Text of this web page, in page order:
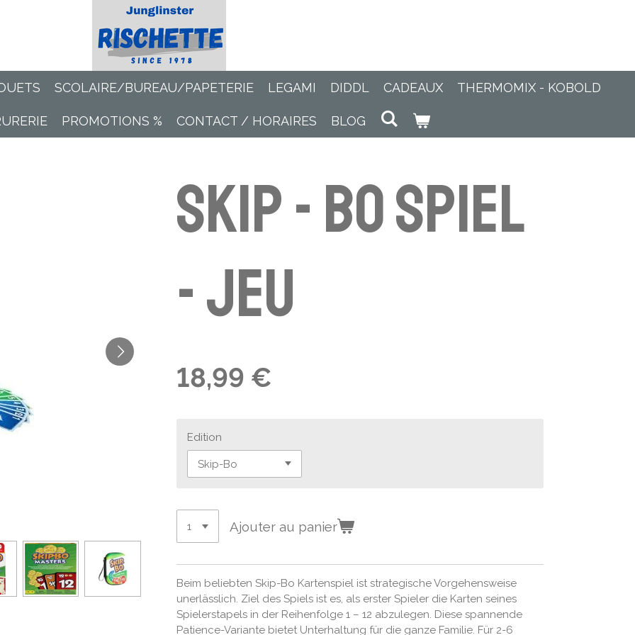
SCOLAIRE/BUREAU/PAPETERIE LEGAMI DIDDL CADEAUX THERMOMIX - KOBOLD
PROMOTIONS % CONTACT / HORAIRES BLOG
Skip - Bo Spiel
- jeu
18,99 €
Edition
Ajouter au panier
Beim beliebten Skip-Bo Kartenspiel ist strategische Vorgehensweise
unerlässlich. Ziel des Spiels ist es, als erster Spieler die Karten seines
Spielerstapels in der Reihenfolge 1 – 12 abzulegen. Diese spannende
Patience-Variante bietet Unterhaltung für die ganze Familie. Für 2-6